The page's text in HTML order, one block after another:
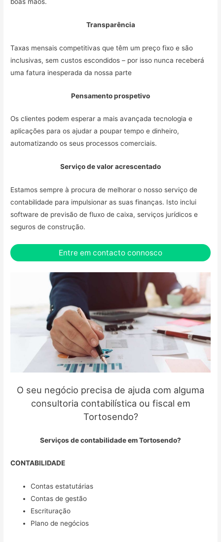
Transparência
Taxas mensais competitivas que têm um preço fixo e são
inclusivas, sem custos escondidos – por isso nunca receberá
uma fatura inesperada da nossa parte
Pensamento prospetivo
Os clientes podem esperar a mais avançada tecnologia e
aplicações para os ajudar a poupar tempo e dinheiro,
automatizando os seus processos comerciais.
Serviço de valor acrescentado
Estamos sempre à procura de melhorar o nosso serviço de
contabilidade para impulsionar as suas finanças. Isto inclui
software de previsão de fluxo de caixa, serviços jurídicos e
seguros de construção.
Entre em contacto connosco
O seu negócio precisa de ajuda com alguma
consultoria contabilística ou fiscal em
Tortosendo?
Serviços de contabilidade em Tortosendo?
CONTABILIDADE
Contas estatutárias
Contas de gestão
Escrituração
Plano de negócios